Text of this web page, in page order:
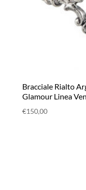
Bracciale Rialto
Glamour Linea
€150,00